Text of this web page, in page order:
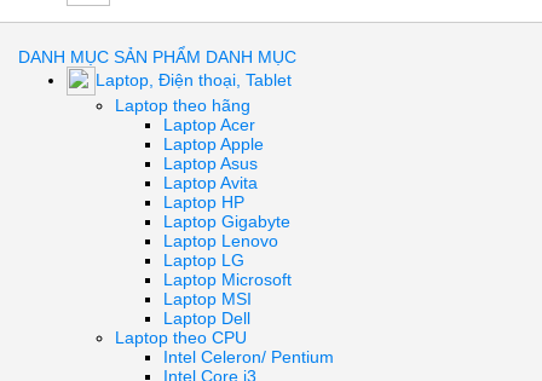
DANH MỤC SẢN PHẨM DANH MỤC
Laptop, Điện thoại, Tablet
Laptop theo hãng
Laptop Acer
Laptop Apple
Laptop Asus
Laptop Avita
Laptop HP
Laptop Gigabyte
Laptop Lenovo
Laptop LG
Laptop Microsoft
Laptop MSI
Laptop Dell
Laptop theo CPU
Intel Celeron/ Pentium
Intel Core i3